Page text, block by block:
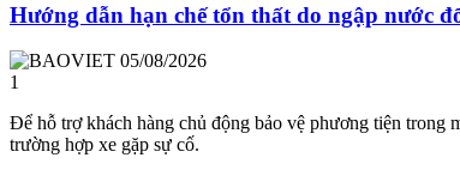
Hướng dẫn hạn chế tổn thất do ngập nước
05/08/2026
1
Để hỗ trợ khách hàng chủ động bảo vệ phương tiện trong
trường hợp xe gặp sự cố.